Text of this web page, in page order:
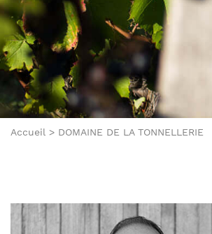
Accueil > DOMAINE DE LA TONNELLERIE